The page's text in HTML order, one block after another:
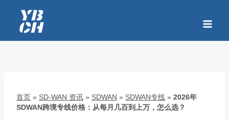
容
首页 » SD-WAN 资讯 » SDWAN » SDWAN专线 » 2026年
SDWAN跨境专线价格：从每月几百到上万，怎么选？